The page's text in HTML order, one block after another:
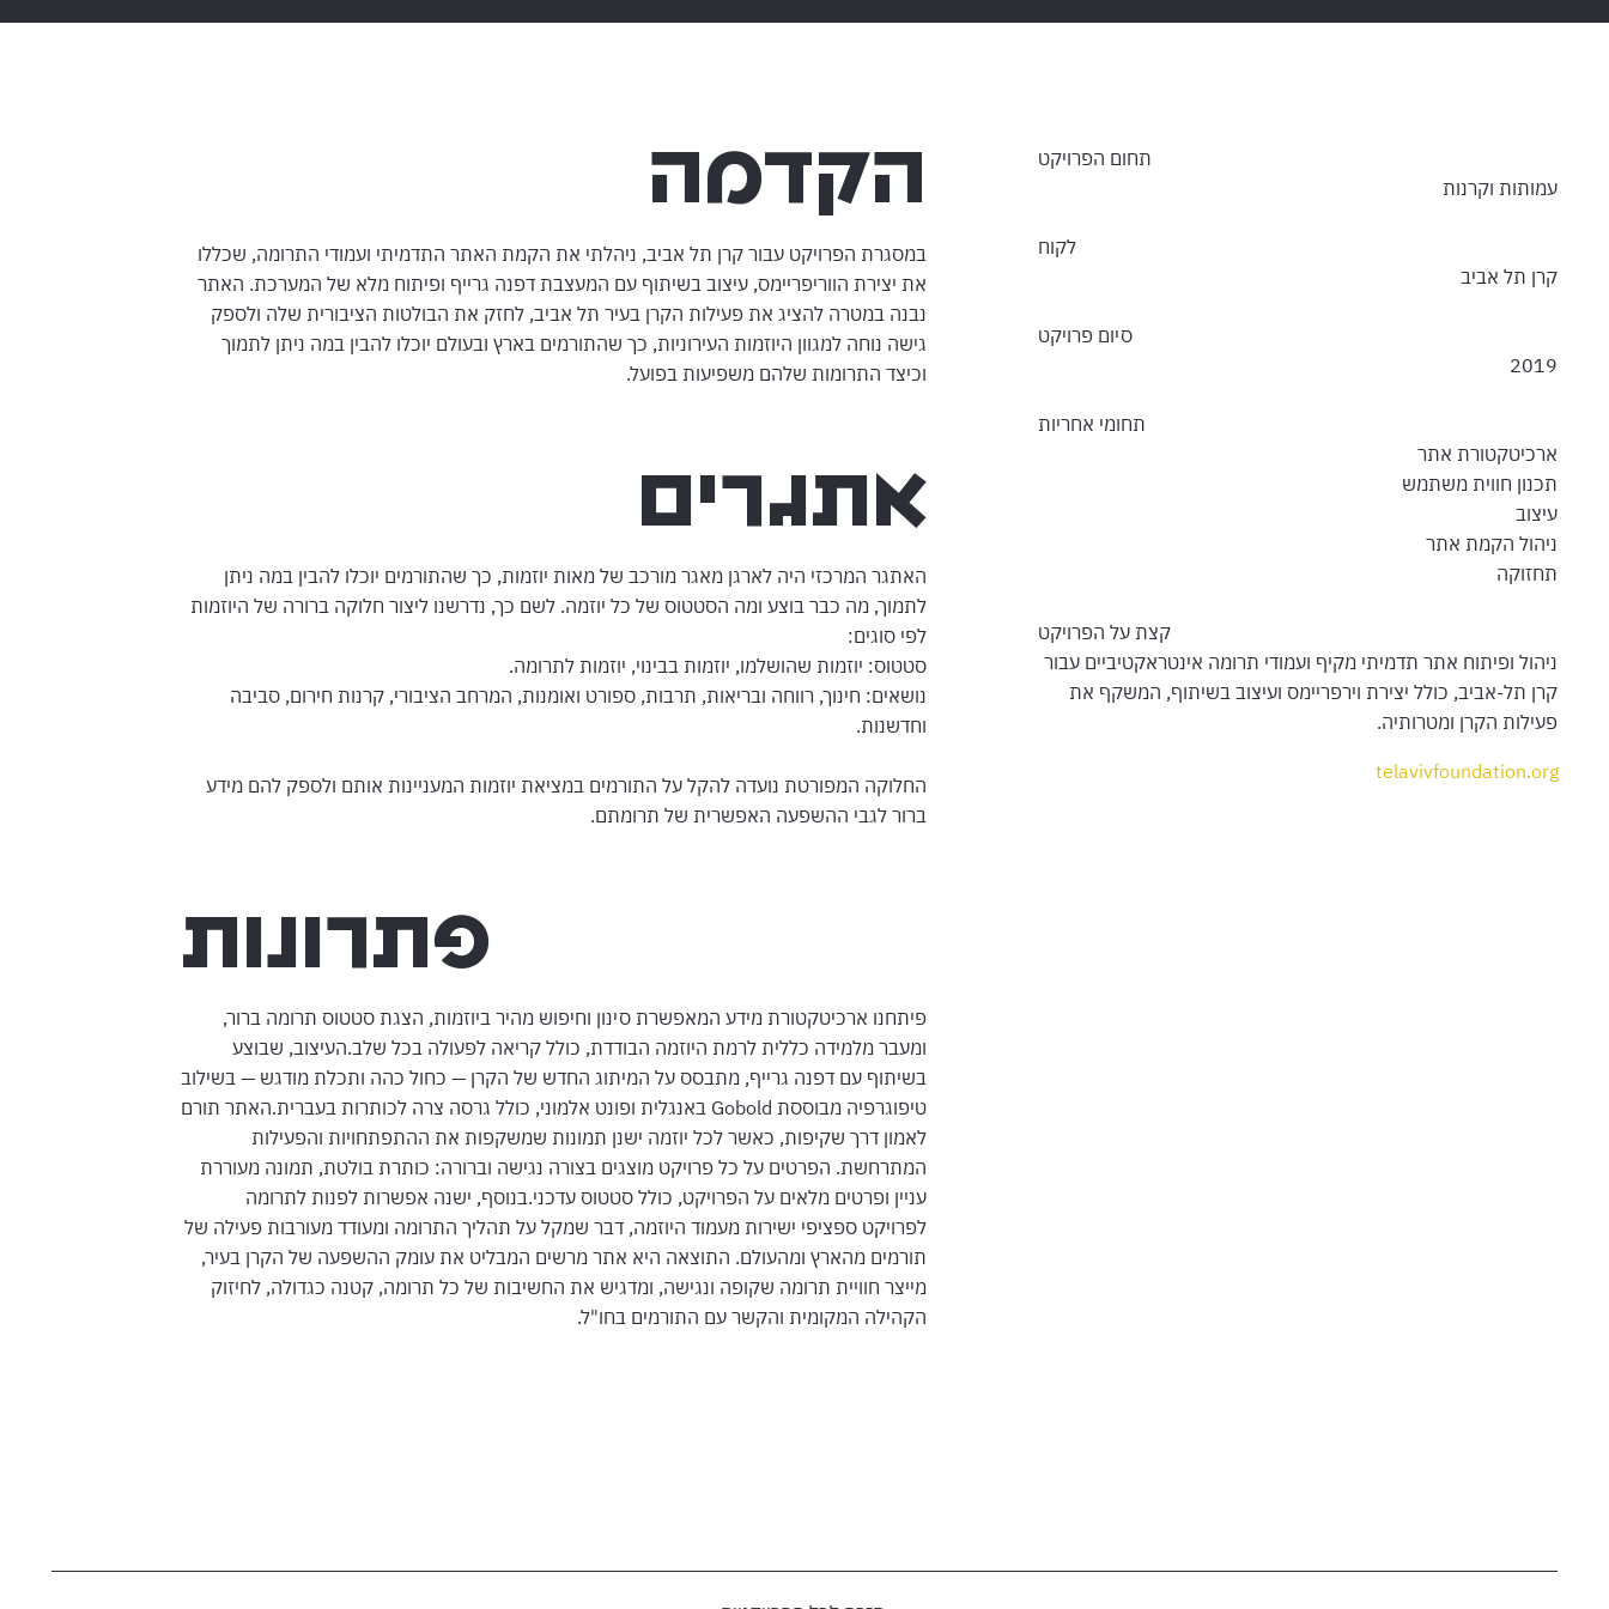
הקדמה
במסגרת הפרויקט עבור קרן תל אביב, ניהלתי את הקמת האתר התדמיתי ועמודי התרומה, שכללו
את יצירת הווריפריימס, עיצוב בשיתוף עם המעצבת דפנה גרייף ופיתוח מלא של המערכת. האתר
נבנה במטרה להציג את פעילות הקרן בעיר תל אביב, לחזק את הבולטות הציבורית שלה ולספק
גישה נוחה למגוון היוזמות העירוניות, כך שהתורמים בארץ ובעולם יוכלו להבין במה ניתן לתמוך
וכיצד התרומות שלהם משפיעות בפועל.
תחום הפרויקט
עמותות וקרנות
לקוח
קרן תל אביב
סיום פרויקט
2019
תחומי אחריות
ארכיטקטורת אתר
תכנון חווית משתמש
עיצוב
ניהול הקמת אתר
תחזוקה
קצת על הפרויקט
ניהול ופיתוח אתר תדמיתי מקיף ועמודי תרומה אינטראקטיביים עבור
קרן תל-אביב, כולל יצירת וירפריימס ועיצוב בשיתוף, המשקף את
פעילות הקרן ומטרותיה.
telavivfoundation.org
אתגרים
האתגר המרכזי היה לארגן מאגר מורכב של מאות יוזמות, כך שהתורמים יוכלו להבין במה ניתן
לתמוך, מה כבר בוצע ומה הסטטוס של כל יוזמה. לשם כך, נדרשנו ליצור חלוקה ברורה של היוזמות
לפי סוגים:
סטטוס: יוזמות שהושלמו, יוזמות בבינוי, יוזמות לתרומה.
נושאים: חינוך, רווחה ובריאות, תרבות, ספורט ואומנות, המרחב הציבורי, קרנות חירום, סביבה
וחדשנות.
החלוקה המפורטת נועדה להקל על התורמים במציאת יוזמות המעניינות אותם ולספק להם מידע
ברור לגבי ההשפעה האפשרית של תרומתם.
פתרונות
פיתחנו ארכיטקטורת מידע המאפשרת סינון וחיפוש מהיר ביוזמות, הצגת סטטוס תרומה ברור,
ומעבר מלמידה כללית לרמת היוזמה הבודדת, כולל קריאה לפעולה בכל שלב.העיצוב, שבוצע
בשיתוף עם דפנה גרייף, מתבסס על המיתוג החדש של הקרן — כחול כהה ותכלת מודגש — בשילוב
טיפוגרפיה מבוססת Gobold באנגלית ופונט אלמוני, כולל גרסה צרה לכותרות בעברית.האתר תורם
לאמון דרך שקיפות, כאשר לכל יוזמה ישנן תמונות שמשקפות את ההתפתחויות והפעילות
המתרחשת. הפרטים על כל פרויקט מוצגים בצורה נגישה וברורה: כותרת בולטת, תמונה מעוררת
עניין ופרטים מלאים על הפרויקט, כולל סטטוס עדכני.בנוסף, ישנה אפשרות לפנות לתרומה
לפרויקט ספציפי ישירות מעמוד היוזמה, דבר שמקל על תהליך התרומה ומעודד מעורבות פעילה של
תורמים מהארץ ומהעולם. התוצאה היא אתר מרשים המבליט את עומק ההשפעה של הקרן בעיר,
מייצר חוויית תרומה שקופה ונגישה, ומדגיש את החשיבות של כל תרומה, קטנה כגדולה, לחיזוק
הקהילה המקומית והקשר עם התורמים בחו"ל.